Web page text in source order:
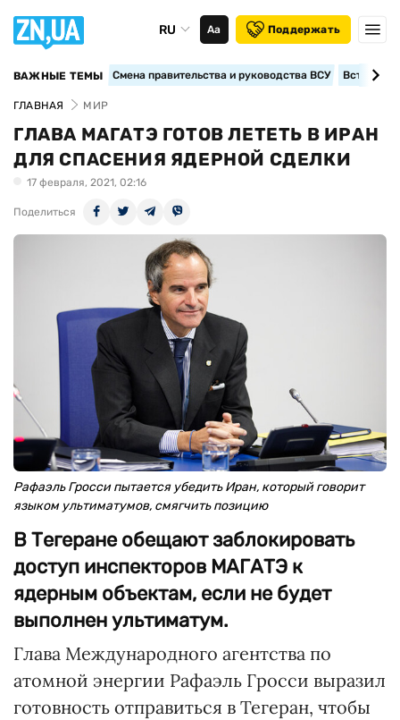
RU Аа Поддержать
ВАЖНЫЕ ТЕМЫ Смена правительства и руководства ВСУ
ГЛАВНАЯ МИР
ГЛАВА МАГАТЭ ГОТОВ ЛЕТЕТЬ В ИРАН
ДЛЯ СПАСЕНИЯ ЯДЕРНОЙ СДЕЛКИ
17 февраля, 2021, 02:16
Поделиться
Рафаэль Гросси пытается убедить Иран, который говорит
языком ультиматумов, смягчить позицию
В Тегеране обещают заблокировать
доступ инспекторов МАГАТЭ к
ядерным объектам, если не будет
выполнен ультиматум.
Глава Международного агентства по
атомной энергии Рафаэль Гросси выразил
готовность отправиться в Тегеран, чтобы